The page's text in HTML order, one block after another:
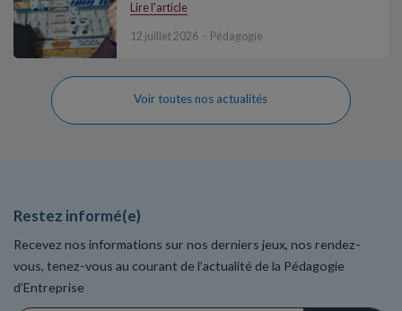
Lire l'article
12 juillet 2026 Pédagogie
Voir toutes nos actualités
Restez informé(e)
Recevez nos informations sur nos derniers jeux, nos rendez-
vous, tenez-vous au courant de l’actualité de la Pédagogie
d’Entreprise